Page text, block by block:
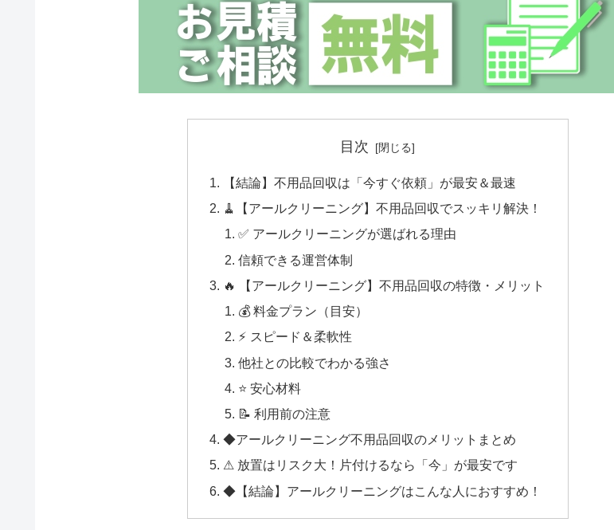
目次
【結論】不用品回収は「今すぐ依頼」が最安＆最速
🧹【アールクリーニング】不用品回収でスッキリ解決！
✅ アールクリーニングが選ばれる理由
信頼できる運営体制
🔥 【アールクリーニング】不用品回収の特徴・メリット
💰 料金プラン（目安）
⚡ スピード＆柔軟性
他社との比較でわかる強さ
⭐ 安心材料
📝 利用前の注意
◆アールクリーニング不用品回収のメリットまとめ
⚠ 放置はリスク大！片付けるなら「今」が最安です
◆【結論】アールクリーニングはこんな人におすすめ！